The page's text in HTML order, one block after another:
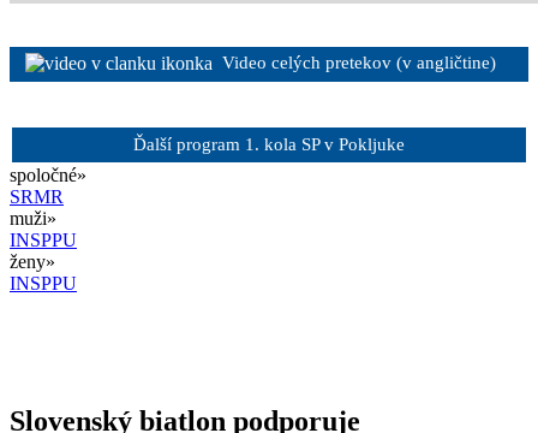
Video celých pretekov (v angličtine)
Ďalší program 1. kola SP v Pokljuke
spoločné»
SRMR
muži»
INSPPU
ženy»
INSPPU
Slovenský biatlon podporuje